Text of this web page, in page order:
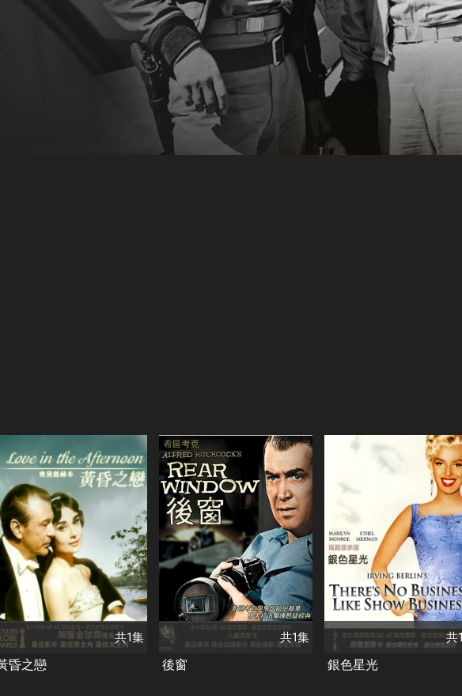
一批自願報效中國戰場抗擊日軍的美國空軍成員組成了著名的飛虎
名的飛虎隊，他不僅要處理飛虎隊員之間的各種矛盾，還要抵抗數
率而自負的飛行員伍迪·傑森所製造的難題，伍迪不僅想隻身一人作
共1集
演員
奧黛麗赫本 賈利·古柏
類別
劇情 愛情 共1集
昏之戀
共1集
演員
詹姆斯史都華
葛麗絲凱莉
類別
經典
希區考克
驚悚懸疑
共1集
後窗
共1
演員
瑪麗蓮夢露
唐納德·
奧康納
經典 共
銀色星光